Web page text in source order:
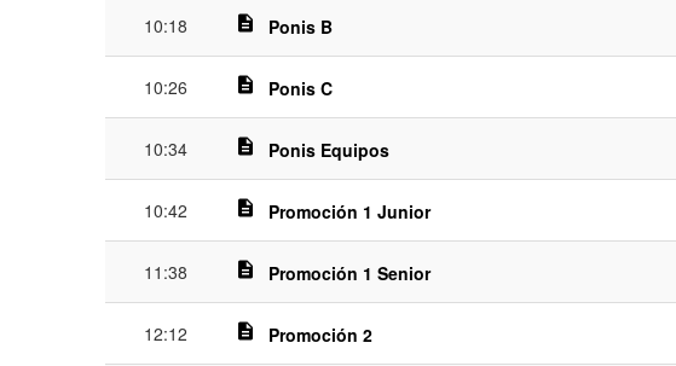
10:18 description Ponis B
10:26 description Ponis C
10:34 description Ponis Equipos
10:42 description Promoción 1 Junior
11:38 description Promoción 1 Senior
12:12 description Promoción 2